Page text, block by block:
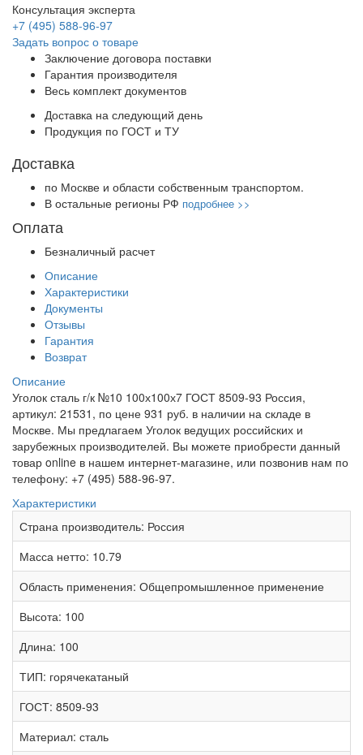
Консультация эксперта
+7 (495) 588-96-97
Задать вопрос о товаре
Заключение договора поставки
Гарантия производителя
Весь комплект документов
Доставка на следующий день
Продукция по ГОСТ и ТУ
Доставка
по Москве и области собственным транспортом.
В остальные регионы РФ подробнее >>
Оплата
Безналичный расчет
Описание
Характеристики
Документы
Отзывы
Гарантия
Возврат
Описание
Уголок сталь г/к №10 100х100х7 ГОСТ 8509-93 Россия,
артикул: 21531, по цене 931 руб. в наличии на складе в
Москве. Мы предлагаем Уголок ведущих российских и
зарубежных производителей. Вы можете приобрести данный
товар online в нашем интернет-магазине, или позвонив нам по
телефону: +7 (495) 588-96-97.
Характеристики
Страна производитель: Россия
Масса нетто: 10.79
Область применения: Общепромышленное применение
Высота: 100
Длина: 100
ТИП: горячекатаный
ГОСТ: 8509-93
Материал: сталь